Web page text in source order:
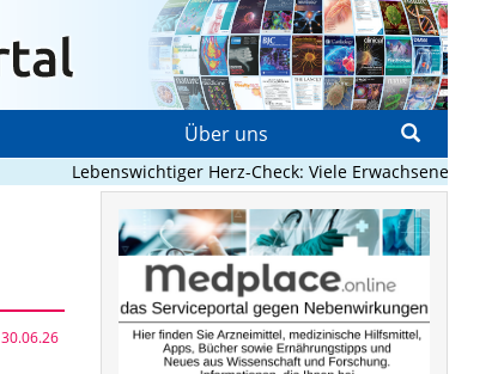
Über uns
Lebenswichtiger Herz-Check: Viele Erwachsene mit
30.06.26